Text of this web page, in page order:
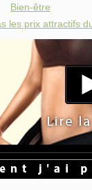
Bien-être
les prix attractifs